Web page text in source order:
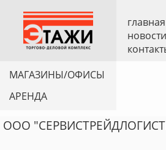
главная
новости
МАГАЗИНЫ/ОФИСЫ
АРЕНДА
ООО